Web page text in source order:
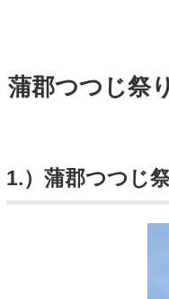
蒲郡つつじ祭
1.）蒲郡つつじ